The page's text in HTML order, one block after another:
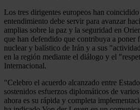
Los tres dirigentes europeos han coincidido
entendimiento debe servir para avanzar
amplias sobre la paz y la seguridad en
que han defendido que contribuya a poner
nuclear y balístico de Irán y a sus
en la región mediante el diálogo y el
Internacional.
"Celebro el acuerdo alcanzado entre
sostenidos esfuerzos diplomáticos de
ahora es su rápida y completa